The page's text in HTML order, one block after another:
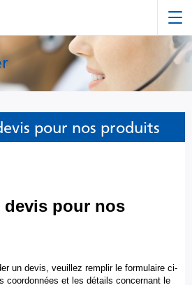
pour nos produits